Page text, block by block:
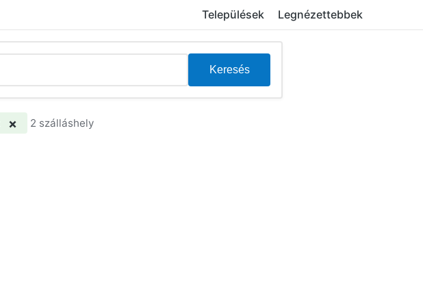
Települések Legnézettebbek
Keresés
× 2 szálláshely